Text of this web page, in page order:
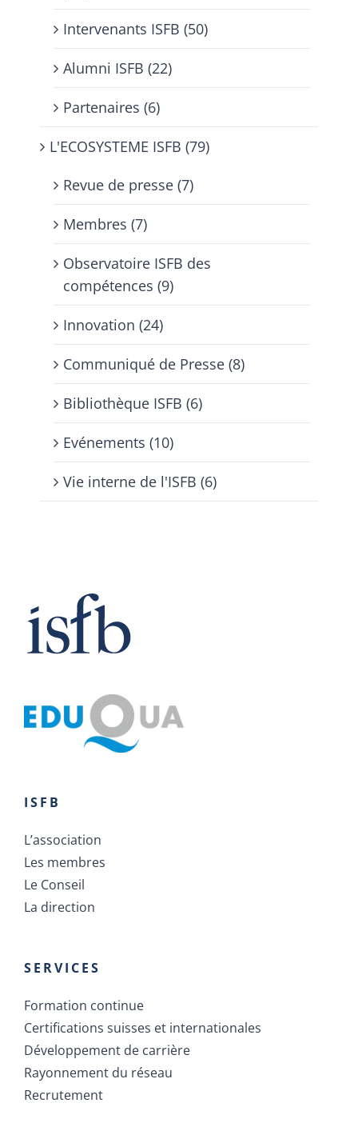
Intervenants ISFB (50)
Alumni ISFB (22)
Partenaires (6)
L'ECOSYSTEME ISFB (79)
Revue de presse (7)
Membres (7)
Observatoire ISFB des
compétences (9)
Innovation (24)
Communiqué de Presse (8)
Bibliothèque ISFB (6)
Evénements (10)
Vie interne de l'ISFB (6)
ISFB
L’association
Les membres
Le Conseil
La direction
SERVICES
Formation continue
Certifications suisses et internationales
Développement de carrière
Rayonnement du réseau
Recrutement